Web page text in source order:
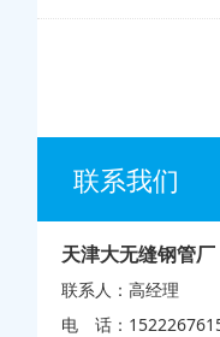
联系我们
天津大无缝钢管厂
联系人：高经理
电 话：